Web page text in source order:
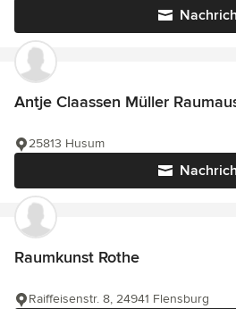
Antje Claassen Müller
25813 Husum
Raumkunst Rothe
Raiffeisenstr. 8, 24941 Flensburg